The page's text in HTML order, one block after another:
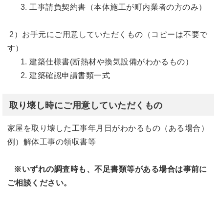
3. 工事請負契約書（本体施工が町内業者の方のみ）
2）お手元にご用意していただくもの（コピーは不要で
す）
1. 建築仕様書(断熱材や換気設備がわかるもの）
2. 建築確認申請書類一式
取り壊し時にご用意していただくもの
家屋を取り壊した工事年月日がわかるもの（ある場合）
例）解体工事の領収書等
※いずれの調査時も、不足書類等がある場合は事前に
ご相談ください。